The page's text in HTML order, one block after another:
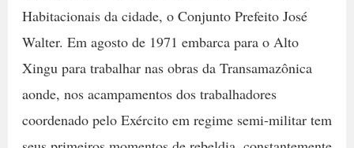
Habitacionais da cidade, o Conjunto Prefeito José
Walter. Em agosto de 1971 embarca para o Alto
Xingu para trabalhar nas obras da Transamazônica
aonde, nos acampamentos dos trabalhadores
coordenado pelo Exército em regime semi-militar tem